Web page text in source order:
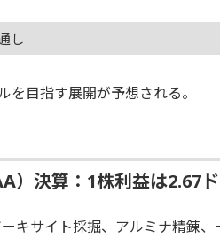
し
を目指す展開が予想される。
）決算：1株利益は2.67
キサイト採掘、アルミナ精錬